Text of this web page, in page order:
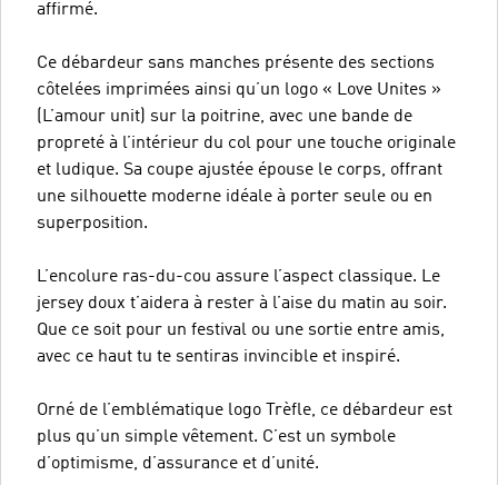
affirmé.
Ce débardeur sans manches présente des sections
côtelées imprimées ainsi qu’un logo « Love Unites »
(L’amour unit) sur la poitrine, avec une bande de
propreté à l’intérieur du col pour une touche originale
et ludique. Sa coupe ajustée épouse le corps, offrant
une silhouette moderne idéale à porter seule ou en
superposition.
L’encolure ras-du-cou assure l’aspect classique. Le
jersey doux t’aidera à rester à l’aise du matin au soir.
Que ce soit pour un festival ou une sortie entre amis,
avec ce haut tu te sentiras invincible et inspiré.
Orné de l’emblématique logo Trèfle, ce débardeur est
plus qu’un simple vêtement. C’est un symbole
d’optimisme, d’assurance et d’unité.